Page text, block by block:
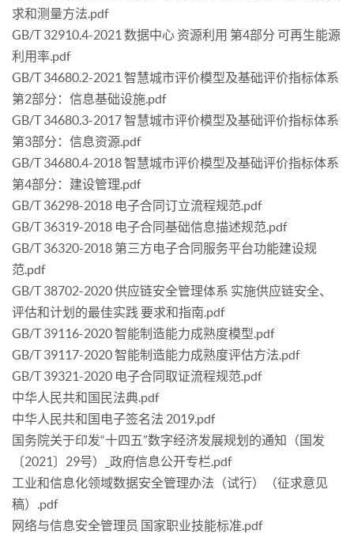
求和测量方法.pdf
GB/T 32910.4-2021 数据中心 资源利用 第4部分 可再生能源
利用率.pdf
GB/T 34680.2-2021 智慧城市评价模型及基础评价指标体系
第2部分：信息基础设施.pdf
GB/T 34680.3-2017 智慧城市评价模型及基础评价指标体系
第3部分：信息资源.pdf
GB/T 34680.4-2018 智慧城市评价模型及基础评价指标体系
第4部分：建设管理.pdf
GB/T 36298-2018 电子合同订立流程规范.pdf
GB/T 36319-2018 电子合同基础信息描述规范.pdf
GB/T 36320-2018 第三方电子合同服务平台功能建设规
范.pdf
GB/T 38702-2020 供应链安全管理体系 实施供应链安全、
评估和计划的最佳实践 要求和指南.pdf
GB/T 39116-2020 智能制造能力成熟度模型.pdf
GB/T 39117-2020 智能制造能力成熟度评估方法.pdf
GB/T 39321-2020 电子合同取证流程规范.pdf
中华人民共和国民法典.pdf
中华人民共和国电子签名法 2019.pdf
国务院关于印发“十四五”数字经济发展规划的通知（国发
〔2021〕29号）_政府信息公开专栏.pdf
工业和信息化领域数据安全管理办法（试行）（征求意见
稿）.pdf
网络与信息安全管理员 国家职业技能标准.pdf